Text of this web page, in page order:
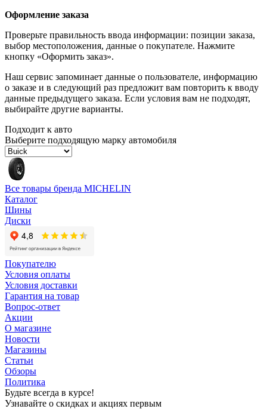
Оформление заказа
Проверьте правильность ввода информации: позиции заказа,
выбор местоположения, данные о покупателе. Нажмите
кнопку «Оформить заказ».
Наш сервис запоминает данные о пользователе, информацию
о заказе и в следующий раз предложит вам повторить к вводу
данные предыдущего заказа. Если условия вам не подходят,
выбирайте другие варианты.
Подходит к авто
Выберите подходящую марку автомобиля
Все товары бренда MICHELIN
Каталог
Шины
Диски
Покупателю
Условия оплаты
Условия доставки
Гарантия на товар
Вопрос-ответ
Акции
О магазине
Новости
Магазины
Статьи
Обзоры
Политика
Будьте всегда в курсе!
Узнавайте о скидках и акциях первым